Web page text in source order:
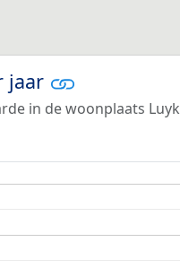
jaar
in de woonplaats